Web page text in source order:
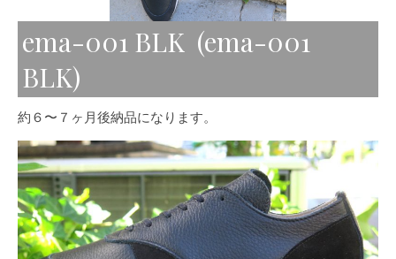
ema-001 BLK (ema-001
BLK)
約６〜７ヶ月後納品になります。